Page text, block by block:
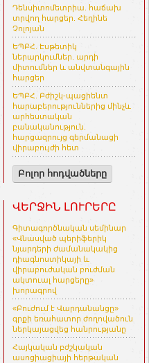
Դենսիտոմետրիա. հաճախ
տրվող հարցեր. Հեղինե
Չոլոյան
ԵՊԲՀ. Էսթետիկ
ներարկումներ. արդի
միտումներ և անվտանգային
հարցեր
ԵՊԲՀ. Բժիշկ-պացիենտ
հարաբերություններից մինչև
արհեստական
բանականություն.
հարցազրույց գերմանացի
վիրաբույժի հետ
Բոլոր հոդվածները
ՎԵՐՋԻՆ ԼՈՒՐԵՐԸ
Գիտագործնական սեմինար
«Վնասված պերիֆերիկ
նյարդերի ժամանակակից
դիագնոստիկայի և
վիրաբուժական բուժման
ակտուալ հարցերը»
խորագրով
«Բուժում է Վարդանանցը»
գրքի եռահատոր ժողովածուն
ներկայացվեց հանրությանը
Հայկական բժշկական
ասոցիացիայի հերթական